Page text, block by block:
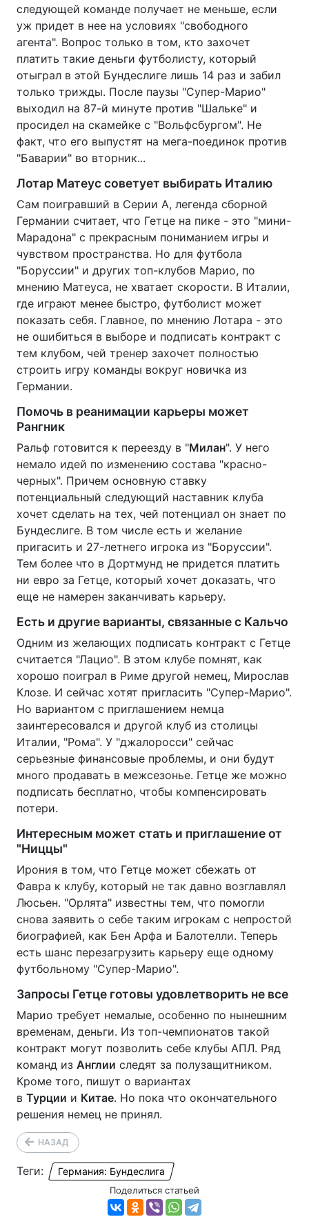
следующей команде получает не меньше, если
уж придет в нее на условиях "свободного
агента". Вопрос только в том, кто захочет
платить такие деньги футболисту, который
отыграл в этой Бундеслиге лишь 14 раз и забил
только трижды. После паузы "Супер-Марио"
выходил на 87-й минуте против "Шальке" и
просидел на скамейке с "Вольфсбургом". Не
факт, что его выпустят на мега-поединок против
"Баварии" во вторник...
Лотар Матеус советует выбирать Италию
Сам поигравший в Серии А, легенда сборной
Германии считает, что Гетце на пике - это "мини-
Марадона" с прекрасным пониманием игры и
чувством пространства. Но для футбола
"Боруссии" и других топ-клубов Марио, по
мнению Матеуса, не хватает скорости. В Италии,
где играют менее быстро, футболист может
показать себя. Главное, по мнению Лотара - это
не ошибиться в выборе и подписать контракт с
тем клубом, чей тренер захочет полностью
строить игру команды вокруг новичка из
Германии.
Помочь в реанимации карьеры может
Рангник
Ральф готовится к переезду в "Милан". У него
немало идей по изменению состава "красно-
черных". Причем основную ставку
потенциальный следующий наставник клуба
хочет сделать на тех, чей потенциал он знает по
Бундеслиге. В том числе есть и желание
пригасить и 27-летнего игрока из "Боруссии".
Тем более что в Дортмунд не придется платить
ни евро за Гетце, который хочет доказать, что
еще не намерен заканчивать карьеру.
Есть и другие варианты, связанные с Кальчо
Одним из желающих подписать контракт с Гетце
считается "Лацио". В этом клубе помнят, как
хорошо поиграл в Риме другой немец, Мирослав
Клозе. И сейчас хотят пригласить "Супер-Марио".
Но вариантом с приглашением немца
заинтересовался и другой клуб из столицы
Италии, "Рома". У "джалоросси" сейчас
серьезные финансовые проблемы, и они будут
много продавать в межсезонье. Гетце же можно
подписать бесплатно, чтобы компенсировать
потери.
Интересным может стать и приглашение от
"Ниццы"
Ирония в том, что Гетце может сбежать от
Фавра к клубу, который не так давно возглавлял
Люсьен. "Орлята" известны тем, что помогли
снова заявить о себе таким игрокам с непростой
биографией, как Бен Арфа и Балотелли. Теперь
есть шанс перезагрузить карьеру еще одному
футбольному "Супер-Марио".
Запросы Гетце готовы удовлетворить не все
Марио требует немалые, особенно по нынешним
временам, деньги. Из топ-чемпионатов такой
контракт могут позволить себе клубы АПЛ. Ряд
команд из Англии следят за полузащитником.
Кроме того, пишут о вариантах
в Турции и Китае. Но пока что окончательного
решения немец не принял.
НАЗАД
Теги: Германия: Бундеслига
Поделиться статьей